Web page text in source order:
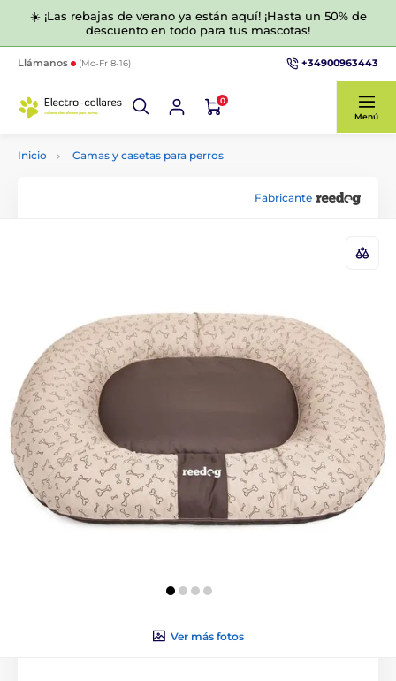
☀️ ¡Las rebajas de verano ya están aquí! ¡Hasta un 50% de
descuento en todo para tus mascotas!
Llámanos (Mo-Fr 8-16) +34900963443
0
Menú
Inicio Camas y casetas para perros
Fabricante
Ver más fotos